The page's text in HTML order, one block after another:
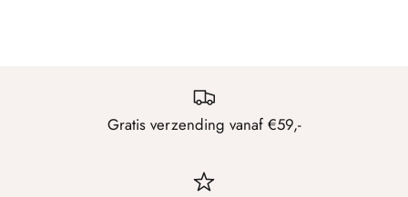
Gratis verzending vanaf €59,-